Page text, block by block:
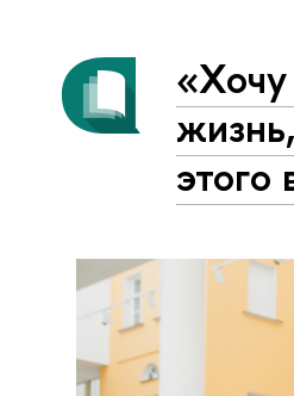
этого